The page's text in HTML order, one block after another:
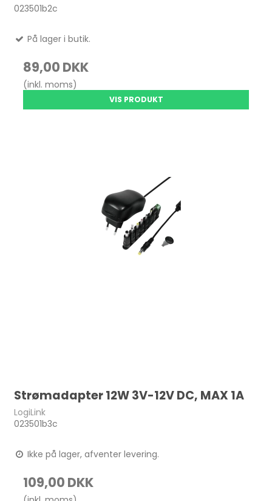
023501b2c
På lager i butik.
89,00 DKK
(inkl. moms)
VIS PRODUKT
Strømadapter 12W 3V-12V DC, MAX 1A
LogiLink
023501b3c
Ikke på lager, afventer levering.
109,00 DKK